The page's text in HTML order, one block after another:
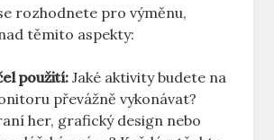
rozhodnete pro výměnu,
těmito aspekty:
použití: Jaké ‌aktivity budete na ​
převážně vykonávat?
her, grafický ⁤design nebo